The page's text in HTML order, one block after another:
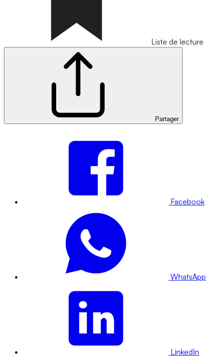
Liste de lecture
Partager
Facebook
WhatsApp
LinkedIn